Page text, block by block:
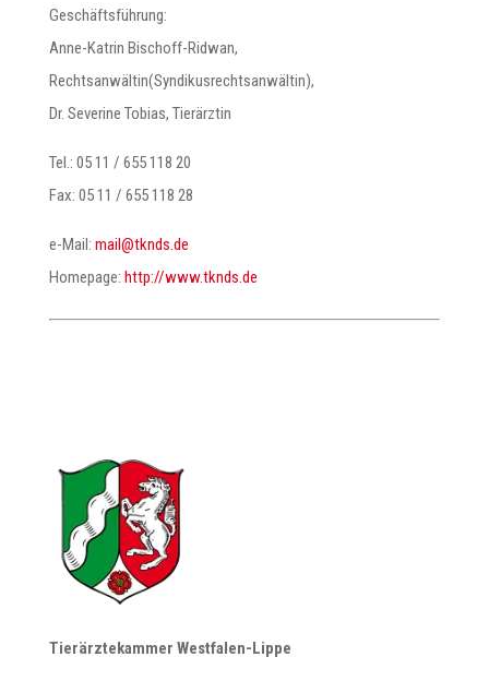
Geschäftsführung:
Anne-Katrin Bischoff-Ridwan,
Rechtsanwältin(Syndikusrechtsanwältin),
Dr. Severine Tobias, Tierärztin
Tel.: 05 11 / 655 118 20
Fax: 05 11 / 655 118 28
e-Mail: ed.sdnkt
@liam
Homepage: http://www.tknds.de
Tierärztekammer Westfalen-Lippe